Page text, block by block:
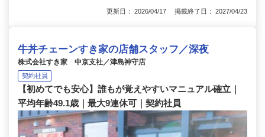
更新日： 2026/04/17 掲載終了日： 2027/04/23
牛丼チェーンすき家の店舗スタッフ／深夜
株式会社すき家 中京支社／津島神守店
契約社員
【初めてでも安心】誰もが覚えやすいマニュアル確立｜
平均年齢49.1歳｜最大9連休可｜契約社員